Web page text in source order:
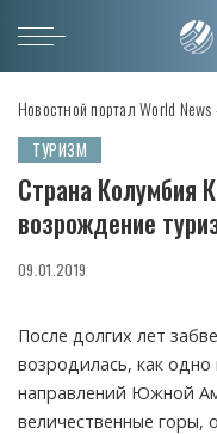
Новостной портал World
ТУРИЗМ
Страна Колумбия
возрождение
09.01.2019
После долгих лет
возродилась, как одно
направлений Южной
величественные горы,